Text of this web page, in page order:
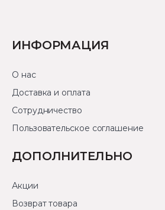
ИНФОРМАЦИЯ
О нас
Доставка и оплата
Сотрудничество
Пользовательское соглашение
ДОПОЛНИТЕЛЬНО
Акции
Возврат товара